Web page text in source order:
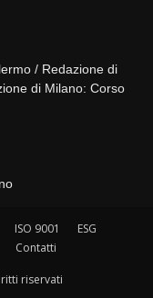
/ Redazione di
di Milano: Corso
ISO 9001
ESG
Contatti
riservati